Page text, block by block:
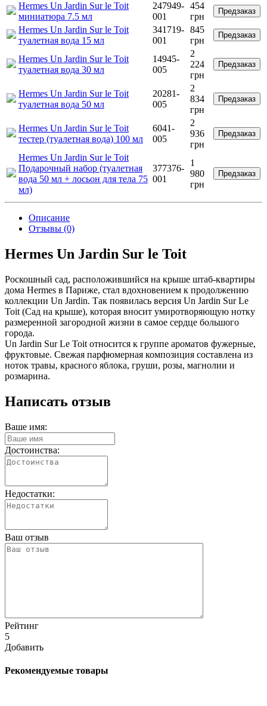
Hermes Un Jardin Sur le Toit
миниатюра 7.5 мл
247949-
001
454
грн
Предзаказ
Hermes Un Jardin Sur le Toit
туалетная вода 15 мл
341719-
001
845
грн
Предзаказ
Hermes Un Jardin Sur le Toit
туалетная вода 30 мл
14945-
005
2
224
грн
Предзаказ
Hermes Un Jardin Sur le Toit
туалетная вода 50 мл
20281-
005
2
834
грн
Предзаказ
Hermes Un Jardin Sur le Toit
тестер (туалетная вода) 100 мл
6041-
005
2
936
грн
Предзаказ
Hermes Un Jardin Sur le Toit
Подарочный набор (туалетная
вода 50 мл + лосьон для тела 75
мл)
377376-
001
1
980
грн
Предзаказ
Описание
Отзывы (0)
Hermes Un Jardin Sur le Toit
Роскошный сад, расположившийся на крыше штаб-квартиры
дома Hermes в Париже, стал вдохновением к продолжению
коллекции Un Jardin. Так появилась версия Un Jardin Sur Le
Toit (Сад на крыше), которая вносит умиротворяющую нотку
размеренной загородной жизни в самое сердце большого
города.
Un Jardin Sur Le Toit относится к группе ароматов фужерные,
фруктовые. Свежая парфюмерная композиция составлена из
ноток травы, красного яблока, груши, розы, магнолии и
розмарина.
Написать отзыв
Ваше имя:
Достоинства:
Недостатки:
Ваш отзыв
Рейтинг
5
Добавить
Рекомендуемые товары